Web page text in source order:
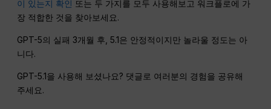
이 있는지 확인 또는 두 가지를 모두 사용해보고 워크플로에 가
장 적합한 것을 찾아보세요.
GPT-5의 실패 3개월 후, 5.1은 안정적이지만 놀라울 정도는 아
니다.
GPT-5.1을 사용해 보셨나요? 댓글로 여러분의 경험을 공유해
주세요.